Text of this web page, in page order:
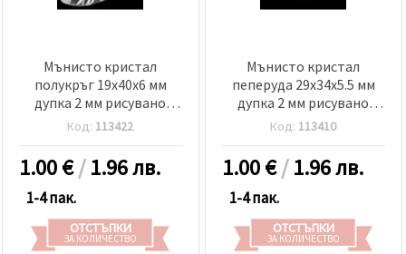
Мънисто кристал
полукръг 19x40x6 мм
дупка 2 мм рисувано
бяло -50 грама ~ 16 броя
Код: 113422
1.00€/1.96 лв.
1-4 пак.
ОТСТЪПКИ
ЗА КОЛИЧЕСТВО
Мънисто кристал
пеперуда 29x34x5.5 мм
дупка 2 мм рисувано
бяло и червено -50 грама
~ 16 броя
Код: 113410
1.00€/1.96 лв.
1-4 пак.
ОТСТЪПКИ
ЗА КОЛИЧЕСТВО